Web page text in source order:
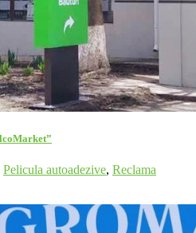
Pelicula autoadezive, Reclama